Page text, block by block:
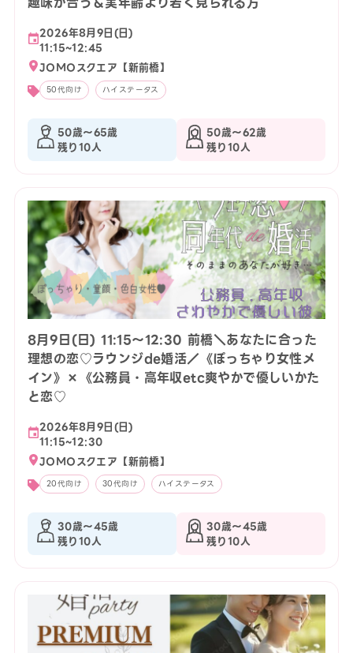
2026年8月9日(日)
11:15~12:45
JOMOスクエア【新前橋】
50代向け ハイステータス
50歳〜65歳
残り10人
50歳〜62歳
残り10人
8月9日(日) 11:15〜12:30 前橋＼あなたに合った
理想の恋♡ラウンジde婚活／《ぽっちゃり女性メ
イン》×《公務員・高年収etc爽やかで優しいかた
と恋♡
2026年8月9日(日)
11:15~12:30
JOMOスクエア【新前橋】
20代向け 30代向け ハイステータス
30歳〜45歳
残り10人
30歳〜45歳
残り10人